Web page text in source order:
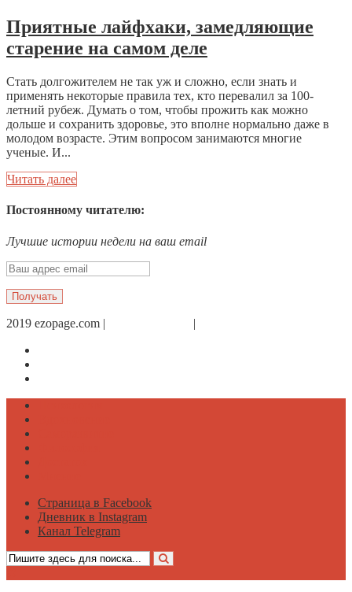
Приятные лайфхаки, замедляющие
старение на самом деле
Стать долгожителем не так уж и сложно, если знать и
применять некоторые правила тех, кто перевалил за 100-
летний рубеж. Думать о том, чтобы прожить как можно
дольше и сохранить здоровье, это вполне нормально даже в
молодом возрасте. Этим вопросом занимаются многие
ученые. И...
Читать далее
Постоянному читателю:
Лучшие истории недели на ваш email
2019 ezopage.com | |
Страница в Facebook
Дневник в Instagram
Канал Telegram